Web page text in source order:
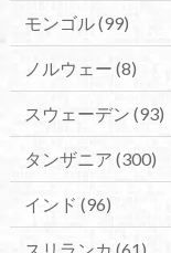
モンゴル(99)
ノルウェー (8)
スウェーデン (93)
タンザニア (300)
インド (96)